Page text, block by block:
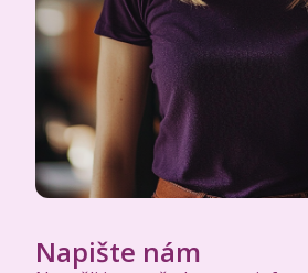
Napište nám